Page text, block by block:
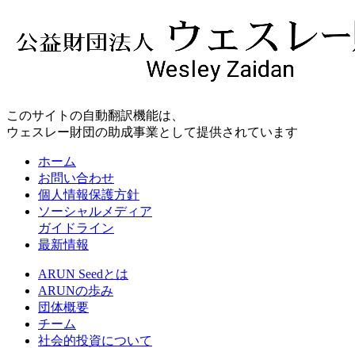
このサイトの自動翻訳機能は、
ウェスレー財団の助成事業として提供されています
ホーム
お問い合わせ
個人情報保護方針
ソーシャルメディア
ガイドライン
最新情報
ARUN Seedとは
ARUNの歩み
団体概要
チーム
社会的投資について